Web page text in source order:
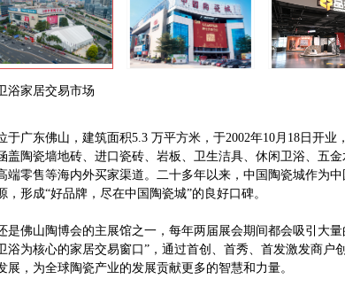
浴家居交易市场
于广东佛山，建筑面积5.3 万平方米，于2002年10月18日开
盖陶瓷墙地砖、进口瓷砖、岩板、卫生洁具、休闲卫浴、五
端零售等海内外买家渠道。二十多年以来，中国陶瓷城作为
，形成“好品牌，尽在中国陶瓷城”的良好口碑。
是佛山陶博会的主展馆之一，每年两届展会期间都会吸引大
浴为核心的家居交易窗口”，通过首创、首秀、首发激发商
展，为全球陶瓷产业的发展贡献更多的智慧和力量。